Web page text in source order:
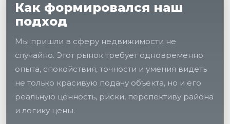
Как формировался наш
подход
Мы пришли в сферу недвижимости не
случайно. Этот рынок требует одновременно
опыта, спокойствия, точности и умения видеть
не только красивую подачу объекта, но и его
реальную ценность, риски, перспективу района
и логику цены.